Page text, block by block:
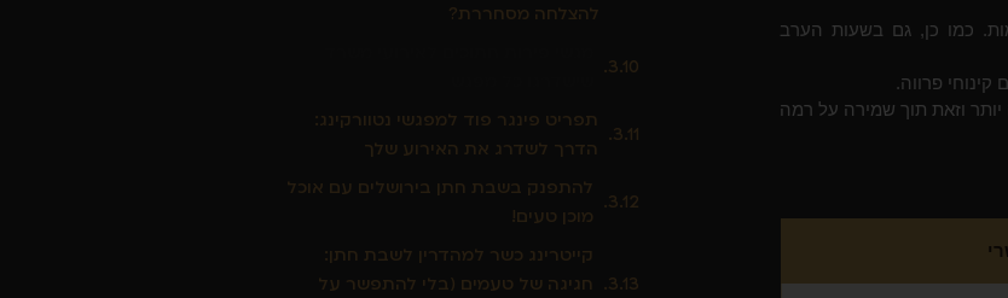
כמו כן, גם בשעות הערב
קינוחי פרווה.
יותר וזאת תוך שמירה על רמה
להצלחה מסחררת?
תפריט פינגר פוד למפגשי נטוורקינג:
הדרך לשדרג את האירוע שלך
להתפנק בשבת חתן בירושלים עם אוכל
מוכן טעים!
קייטרינג כשר למהדרין לשבת חתן:
חגיגה של טעמים (בלי להתפשר על